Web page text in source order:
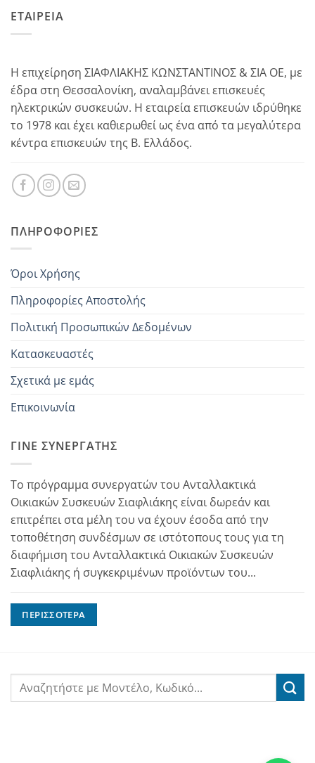
ΕΤΑΙΡΕΙΑ
Η επιχείρηση ΣΙΑΦΛΙΑΚΗΣ ΚΩΝΣΤΑΝΤΙΝΟΣ & ΣΙΑ ΟΕ, με
έδρα στη Θεσσαλονίκη, αναλαμβάνει επισκευές
ηλεκτρικών συσκευών. Η εταιρεία επισκευών ιδρύθηκε
το 1978 και έχει καθιερωθεί ως ένα από τα μεγαλύτερα
κέντρα επισκευών της Β. Ελλάδος.
ΠΛΗΡΟΦΟΡΊΕΣ
Όροι Χρήσης
Πληροφορίες Αποστολής
Πολιτική Προσωπικών Δεδομένων
Κατασκευαστές
Σχετικά με εμάς
Επικοινωνία
ΓΊΝΕ ΣΥΝΕΡΓΆΤΗΣ
Το πρόγραμμα συνεργατών του Ανταλλακτικά
Οικιακών Συσκευών Σιαφλιάκης είναι δωρεάν και
επιτρέπει στα μέλη του να έχουν έσοδα από την
τοποθέτηση συνδέσμων σε ιστότοπους τους για τη
διαφήμιση του Ανταλλακτικά Οικιακών Συσκευών
Σιαφλιάκης ή συγκεκριμένων προϊόντων του...
ΠΕΡΙΣΣΌΤΕΡΑ